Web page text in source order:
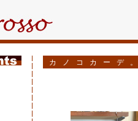
カノコカーデ